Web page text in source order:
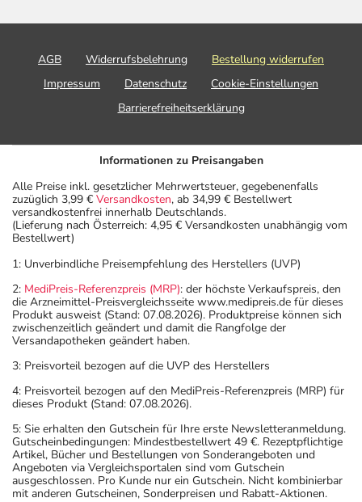
AGB Widerrufsbelehrung
Bestellung widerrufen
Impressum
Datenschutz
Cookie-Einstellungen
Barrierefreiheitserklärung
Informationen zu Preisangaben
Alle Preise inkl. gesetzlicher Mehrwertsteuer, gegebenenfalls
zuzüglich 3,99 € Versandkosten, ab 34,99 € Bestellwert
versandkostenfrei innerhalb Deutschlands.
(Lieferung nach Österreich: 4,95 € Versandkosten unabhängig vom
Bestellwert)
1: Unverbindliche Preisempfehlung des Herstellers (UVP)
2: MediPreis-Referenzpreis (MRP): der höchste Verkaufspreis, den
die Arzneimittel-Preisvergleichsseite www.medipreis.de für dieses
Produkt ausweist (Stand: 07.08.2026). Produktpreise können sich
zwischenzeitlich geändert und damit die Rangfolge der
Versandapotheken geändert haben.
3: Preisvorteil bezogen auf die UVP des Herstellers
4: Preisvorteil bezogen auf den MediPreis-Referenzpreis (MRP) für
dieses Produkt (Stand: 07.08.2026).
5: Sie erhalten den Gutschein für Ihre erste Newsletteranmeldung.
Gutscheinbedingungen: Mindestbestellwert 49 €. Rezeptpflichtige
Artikel, Bücher und Bestellungen von Sonderangeboten und
Angeboten via Vergleichsportalen sind vom Gutschein
ausgeschlossen. Pro Kunde nur ein Gutschein. Nicht kombinierbar
mit anderen Gutscheinen, Sonderpreisen und Rabatt-Aktionen.